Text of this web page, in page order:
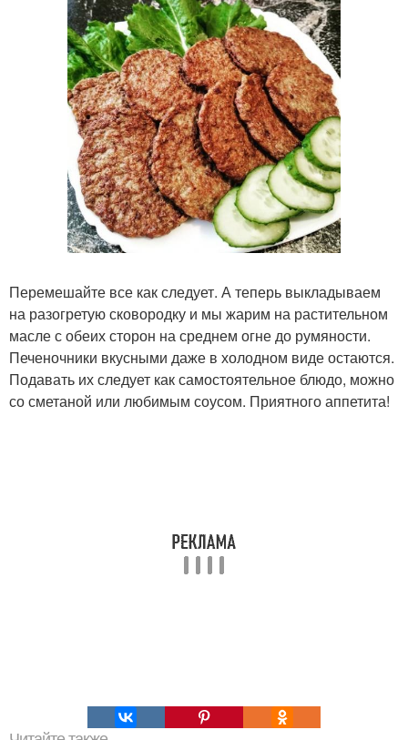
Перемешайте все как следует. А теперь выкладываем
на разогретую сковородку и мы жарим на растительном
масле с обеих сторон на среднем огне до румяности.
Печеночники вкусными даже в холодном виде остаются.
Подавать их следует как самостоятельное блюдо, можно
со сметаной или любимым соусом. Приятного аппетита!